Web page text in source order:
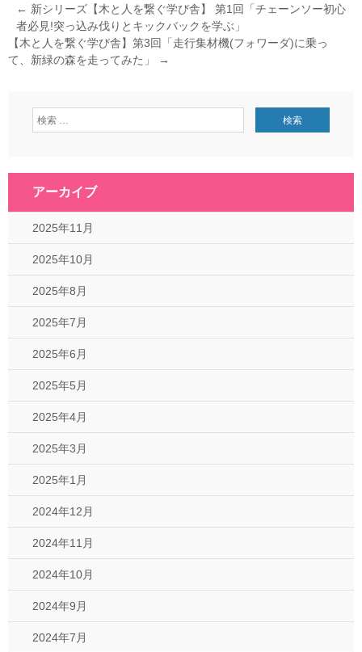
← 新シリーズ【木と人を繋ぐ学び舎】 第1回「チェーンソー初心
者必見!突っ込み伐りとキックバックを学ぶ」
【木と人を繋ぐ学び舎】第3回「走行集材機(フォワーダ)に乗っ
て、新緑の森を走ってみた」
→
アーカイブ
2025年11月
2025年10月
2025年8月
2025年7月
2025年6月
2025年5月
2025年4月
2025年3月
2025年1月
2024年12月
2024年11月
2024年10月
2024年9月
2024年7月